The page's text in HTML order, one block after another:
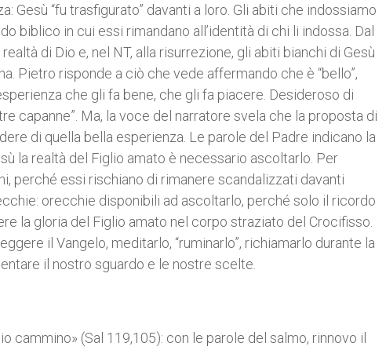
Gesù “fu trasfigurato” davanti a loro. Gli abiti che indossiamo
biblico in cui essi rimandano all’identità di chi li indossa. Dal
di Dio e, nel NT, alla risurrezione, gli abiti bianchi di Gesù
Pietro risponde a ciò che vede affermando che è “bello”,
che gli fa bene, che gli fa piacere. Desideroso di
capanne”. Ma, la voce del narratore svela che la proposta di
di quella bella esperienza. Le parole del Padre indicano la
la realtà del Figlio amato è necessario ascoltarlo. Per
perché essi rischiano di rimanere scandalizzati davanti
orecchie disponibili ad ascoltarlo, perché solo il ricordo
la gloria del Figlio amato nel corpo straziato del Crocifisso.
il Vangelo, meditarlo, “ruminarlo”, richiamarlo durante la
il nostro sguardo e le nostre scelte.
cammino» (Sal 119,105): con le parole del salmo, rinnovo il